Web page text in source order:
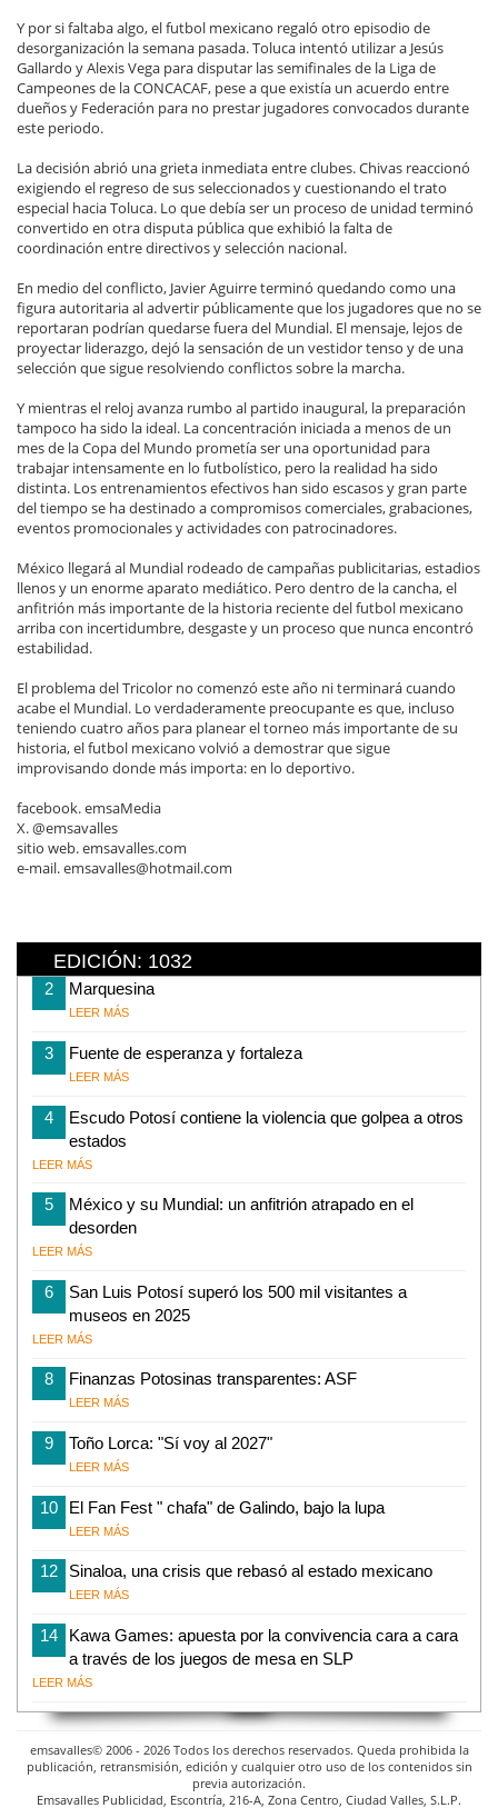
Y por si faltaba algo, el futbol mexicano regaló otro episodio de
desorganización la semana pasada. Toluca intentó utilizar a Jesús
Gallardo y Alexis Vega para disputar las semifinales de la Liga de
Campeones de la CONCACAF, pese a que existía un acuerdo entre
dueños y Federación para no prestar jugadores convocados durante
este periodo.
La decisión abrió una grieta inmediata entre clubes. Chivas reaccionó
exigiendo el regreso de sus seleccionados y cuestionando el trato
especial hacia Toluca. Lo que debía ser un proceso de unidad terminó
convertido en otra disputa pública que exhibió la falta de
coordinación entre directivos y selección nacional.
En medio del conflicto, Javier Aguirre terminó quedando como una
figura autoritaria al advertir públicamente que los jugadores que no se
reportaran podrían quedarse fuera del Mundial. El mensaje, lejos de
proyectar liderazgo, dejó la sensación de un vestidor tenso y de una
selección que sigue resolviendo conflictos sobre la marcha.
Y mientras el reloj avanza rumbo al partido inaugural, la preparación
tampoco ha sido la ideal. La concentración iniciada a menos de un
mes de la Copa del Mundo prometía ser una oportunidad para
trabajar intensamente en lo futbolístico, pero la realidad ha sido
distinta. Los entrenamientos efectivos han sido escasos y gran parte
del tiempo se ha destinado a compromisos comerciales, grabaciones,
eventos promocionales y actividades con patrocinadores.
México llegará al Mundial rodeado de campañas publicitarias, estadios
llenos y un enorme aparato mediático. Pero dentro de la cancha, el
anfitrión más importante de la historia reciente del futbol mexicano
arriba con incertidumbre, desgaste y un proceso que nunca encontró
estabilidad.
El problema del Tricolor no comenzó este año ni terminará cuando
acabe el Mundial. Lo verdaderamente preocupante es que, incluso
teniendo cuatro años para planear el torneo más importante de su
historia, el futbol mexicano volvió a demostrar que sigue
improvisando donde más importa: en lo deportivo.
facebook. emsaMedia
X. @emsavalles
sitio web. emsavalles.com
e-mail. emsavalles@hotmail.com
EDICIÓN: 1032
2 Marquesina
LEER MÁS
3 Fuente de esperanza y fortaleza
LEER MÁS
4
Escudo Potosí contiene la violencia que golpea a otros
estados
LEER MÁS
5
México y su Mundial: un anfitrión atrapado en el
desorden
LEER MÁS
6
San Luis Potosí superó los 500 mil visitantes a
museos en 2025
LEER MÁS
8 Finanzas Potosinas transparentes: ASF
LEER MÁS
9 Toño Lorca: "Sí voy al 2027"
LEER MÁS
10 El Fan Fest " chafa" de Galindo, bajo la lupa
LEER MÁS
12 Sinaloa, una crisis que rebasó al estado mexicano
LEER MÁS
14
Kawa Games: apuesta por la convivencia cara a cara
a través de los juegos de mesa en SLP
LEER MÁS
emsavalles© 2006 - 2026 Todos los derechos reservados. Queda prohibida la
publicación, retransmisión, edición y cualquier otro uso de los contenidos sin
previa autorización.
Emsavalles Publicidad, Escontría, 216-A, Zona Centro, Ciudad Valles, S.L.P.